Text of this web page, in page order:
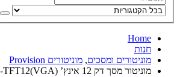
Home
חנות
מוניטורים ומסכים, מוניטורים Provision
מוניטור מסך דק 12 אינץ’ (Provision PR-TFT12(VGA